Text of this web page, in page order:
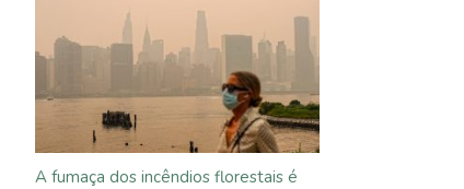
A fumaça dos incêndios florestais é